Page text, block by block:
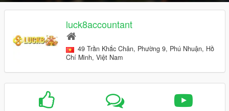
luck8accountant
49 Trần Khắc Chân, Phường 9, Phú Nhuận, Hồ
Chí Minh, Việt Nam